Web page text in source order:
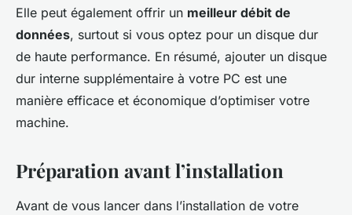
Elle peut également offrir un meilleur débit de
données, surtout si vous optez pour un disque dur
de haute performance. En résumé, ajouter un disque
dur interne supplémentaire à votre PC est une
manière efficace et économique d’optimiser votre
machine.
Préparation avant l’installation
Avant de vous lancer dans l’installation de votre